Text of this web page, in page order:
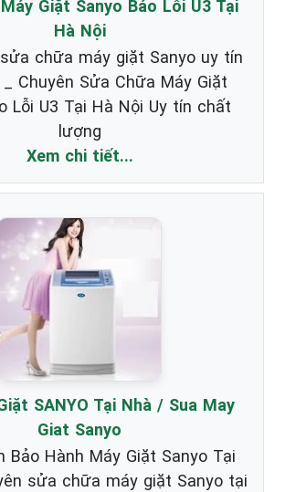
Giặt Sanyo Báo Lỗi U3 Tại
Hà Nội
chữa máy giặt Sanyo uy tín
Chuyên Sửa Chữa Máy Giặt
Lỗi U3 Tại Hà Nội Uy tín chất
lượng
Xem chi tiết...
SANYO Tại Nhà / Sua May
Giat Sanyo
Bảo Hành Máy Giặt Sanyo Tại
sửa chữa máy giặt Sanyo tại